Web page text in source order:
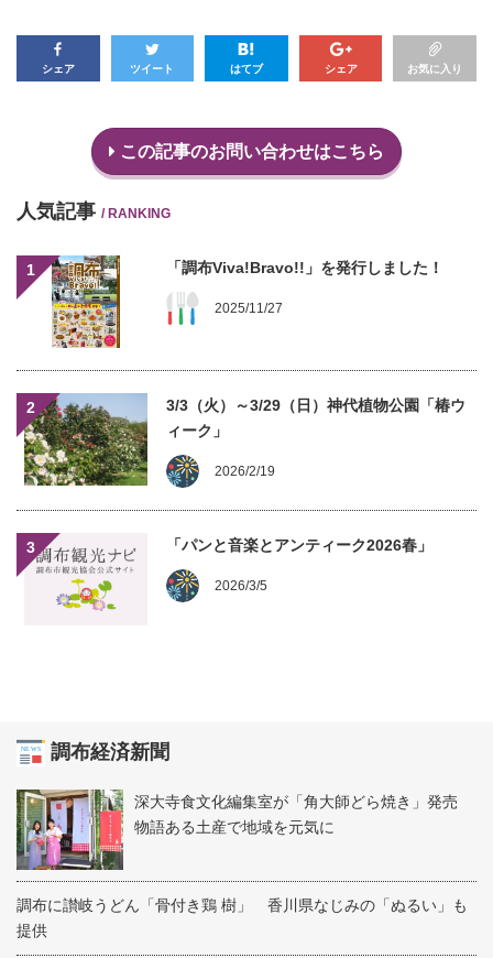
シェア ツイート はてブ シェア お気に入り
この記事のお問い合わせはこちら
人気記事 / RANKING
1 「調布Viva!Bravo!!」を発行しました！
2025/11/27
2
3/3（火）～3/29（日）神代植物公園「椿ウ
ィーク」
2026/2/19
3 「パンと音楽とアンティーク2026春」
2026/3/5
調布経済新聞
深大寺食文化編集室が「角大師どら焼き」発売
物語ある土産で地域を元気に
調布に讃岐うどん「骨付き鶏 樹」 香川県なじみの「ぬるい」も
提供